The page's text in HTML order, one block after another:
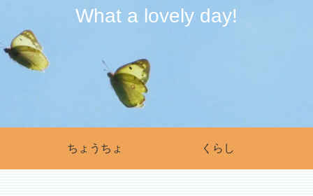
What a lovely day!
ちょうちょ くらし